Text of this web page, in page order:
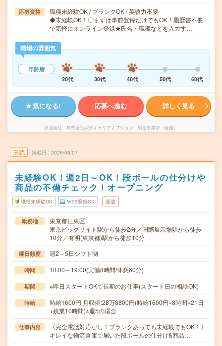
応募資格
職種未経験OK / ブランクOK / 英語力不要
◆未経験OK！〇まずは事前登録だけでもOK！履歴書不要
で気軽にオンライン登録★氏名・職種などを入力す…
職場の雰囲気
年齢層
20代
30代 40代 50代 60代
気になる! 応募へ進む 詳しく見る
派遣会社 株式会社綜合キャリアオプション 製造事業部（全国）
未読 掲載日 2026/08/07
未経験OK！週2日～OK！段ボールの仕分けや
商品の不備チェック！オープニング
職種未経験OK WEB登録OK 派遣
勤務地
東京都江東区
東京ビッグサイト駅から徒歩2分／国際展示場駅から徒歩
10分／有明(東京都)駅から徒歩10分
曜日頻度 週2～5日シフト制
時間 10:00～19:00(実働8時間/休憩60分)
期間 ※即日スタートOKで長期のお仕事(スタート日の相談OK)
時給
時給1600円 月収例:28万8800円(時給1600円×8時間×21日
+残業10時間)※週5の場合
仕事内容
《完全電話対応なし！ブランクあっても未経験でもOK！》
キレイな物流倉庫で届いた段ボールの仕分け&商品…